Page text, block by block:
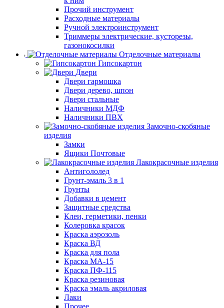
Прочий инструмент
Расходные материалы
Ручной электроинструмент
Триммеры электрические, кусторезы,
газонокосилки
Отделочные материалы
Гипсокартон
Двери
Двери гармошка
Двери дерево, шпон
Двери стальные
Наличники МДФ
Наличники ПВХ
Замочно-скобяные
изделия
Замки
Ящики Почтовые
Лакокрасочные изделия
Антигололед
Грунт-эмаль 3 в 1
Грунты
Добавки в цемент
Защитные средства
Клеи, герметики, пенки
Колеровка красок
Краска аэрозоль
Краска ВД
Краска для пола
Краска МА-15
Краска ПФ-115
Краска резиновая
Краска эмаль акриловая
Лаки
Прочее